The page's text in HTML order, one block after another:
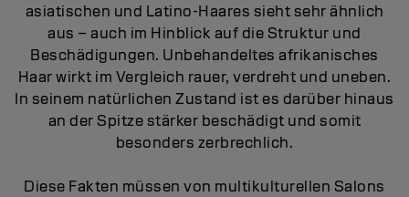
asiatischen und Latino-Haares sieht sehr ähnlich
aus – auch im Hinblick auf die Struktur und
Beschädigungen. Unbehandeltes afrikanisches
Haar wirkt im Vergleich rauer, verdreht und uneben.
In seinem natürlichen Zustand ist es darüber hinaus
an der Spitze stärker beschädigt und somit
besonders zerbrechlich.
Diese Fakten müssen von multikulturellen Salons